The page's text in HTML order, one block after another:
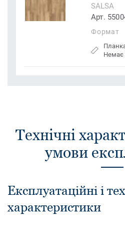
SALSA
Арт.
Формат
Немає
Технічні
умови
Експлуатаційні і
характеристики